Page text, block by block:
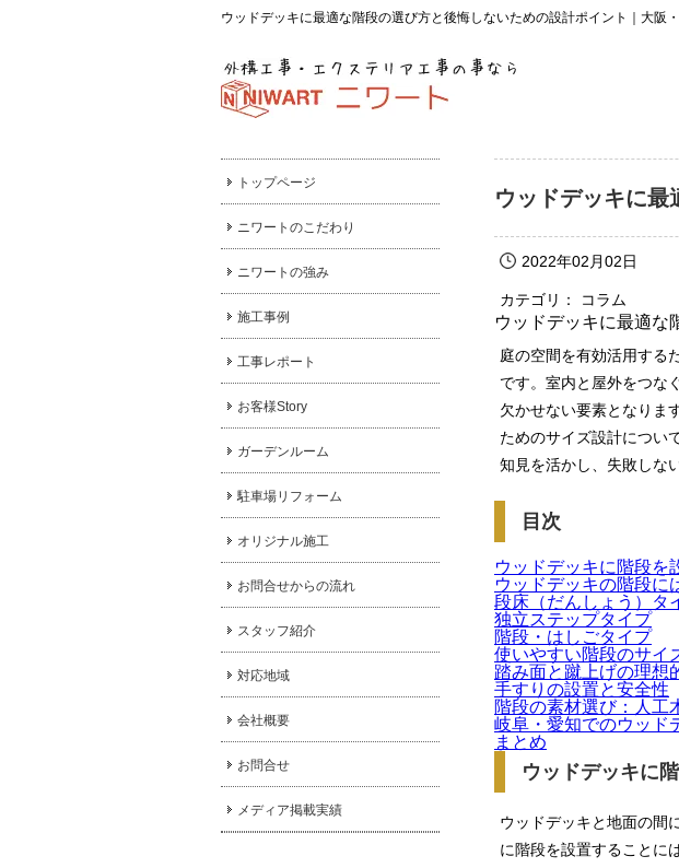
ウッドデッキに最適な階段の選び方と後悔しないための設計ポイント｜大阪
トップページ
ニワートのこだわり
ニワートの強み
施工事例
工事レポート
お客様Story
ガーデンルーム
駐車場リフォーム
オリジナル施工
お問合せからの流れ
スタッフ紹介
対応地域
会社概要
お問合せ
メディア掲載実績
ウッドデッキに最
2022年02月02日
カテゴリ： コラム
ウッドデッキに最適な
庭の空間を有効活用する
です。室内と屋外をつな
欠かせない要素となりま
ためのサイズ設計につい
知見を活かし、失敗しな
目次
ウッドデッキに階段を
ウッドデッキの階段に
段床（だんしょう）タ
独立ステップタイプ
階段・はしごタイプ
使いやすい階段のサイ
踏み面と蹴上げの理想
手すりの設置と安全性
階段の素材選び：人工
岐阜・愛知でのウッド
まとめ
ウッドデッキに
ウッドデッキと地面の間
に階段を設置することに